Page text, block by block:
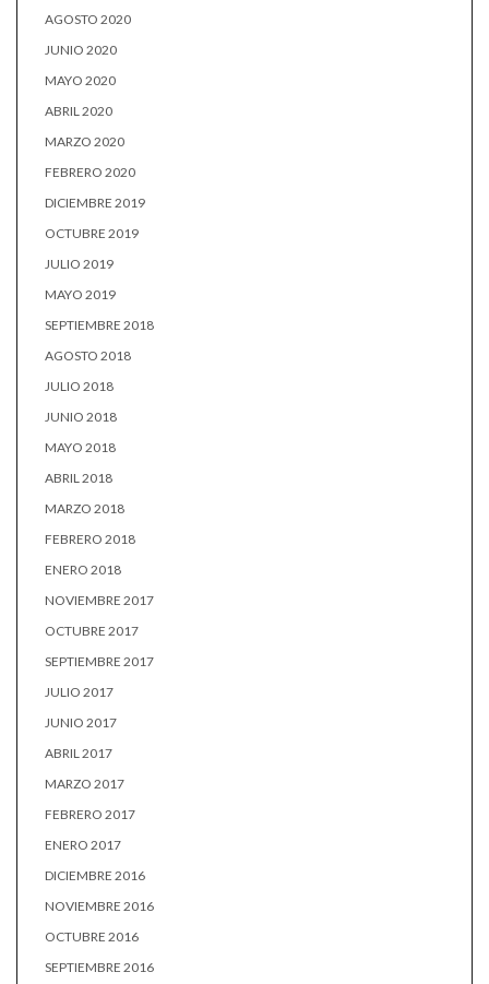
AGOSTO 2020
JUNIO 2020
MAYO 2020
ABRIL 2020
MARZO 2020
FEBRERO 2020
DICIEMBRE 2019
OCTUBRE 2019
JULIO 2019
MAYO 2019
SEPTIEMBRE 2018
AGOSTO 2018
JULIO 2018
JUNIO 2018
MAYO 2018
ABRIL 2018
MARZO 2018
FEBRERO 2018
ENERO 2018
NOVIEMBRE 2017
OCTUBRE 2017
SEPTIEMBRE 2017
JULIO 2017
JUNIO 2017
ABRIL 2017
MARZO 2017
FEBRERO 2017
ENERO 2017
DICIEMBRE 2016
NOVIEMBRE 2016
OCTUBRE 2016
SEPTIEMBRE 2016